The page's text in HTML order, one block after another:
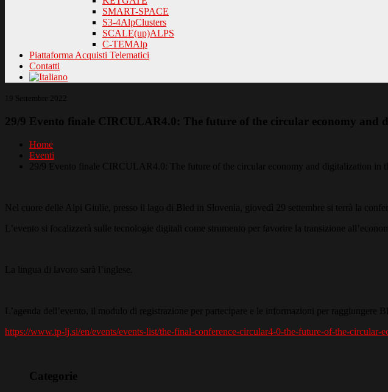
SMART-SPACE
S3-4AlpClusters
SCALE(up)ALPS
C-TEMAlp
Piattaforma Acquisti Telematici
Contatti
19 Settembre 2022
29/9 Evento finale CIRCULAR4.0: The future of the circular economy and
Home
Eventi
29/9 Evento finale CIRCULAR4.0: The future of the circular economy and digitalization in
Nel cuore delle Alpi Giulie, presso il lago di Bled in Slovenia, giovedì 29 settembre si terrà la
L’evento si focalizzerà sulle tecnologie digitali come strumento per favorire la transizione
La lingua di lavoro sarà l’inglese.
L’agenda dell’evento, il modulo di registrazione per partecipare e le informazioni per raggiungere
https://www.tp-lj.si/en/events/events-list/the-final-conference-circular4-0-the-future-of-the-circular-
Categorie